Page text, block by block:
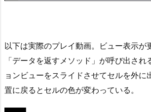
以下は実際のプレイ動画。ビュー表示が
「データを返すメソッド」が呼び出され
ョンビューをスライドさせてセルを外に
置に戻るとセルの色が変わっている。